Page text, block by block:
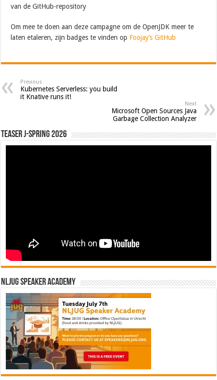
van de GitHub-repository
Om mee te doen aan deze campagne om de OpenJDK meer te
laten etaleren, zijn badges te vinden op Foojay’s GitHub
Previous
Kubernetes Serverless: you build
it Knative runs it!
Next
Microsoft Open Sources Java
Garbage Collection Analyzer
Teaser J-Spring 2026
NLJUG Speaker Academy